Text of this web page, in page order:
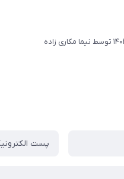
توسط نیما مکاری زاده